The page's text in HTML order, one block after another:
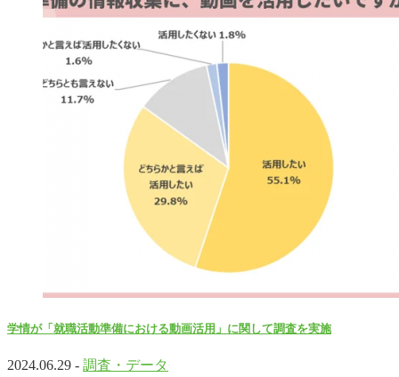
学情が「就職活動準備における動画活用」に関して調査を実施
2024.06.29 - 調査・データ